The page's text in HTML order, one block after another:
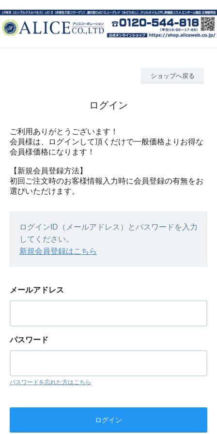
ショップへ戻る
ログイン
ご利用ありがとうございます！
会員様は、ログインして頂くだけで一般価格よりお得な
会員様価格になります！
【新規会員登録方法】
初回ご注文時のお客様情報入力時に会員登録の有無をお
選びいただけます。
ログインID（メールアドレス）とパスワードを入力
してください。
新規会員登録はこちら
メールアドレス
パスワード
パスワードを忘れた方はこちら